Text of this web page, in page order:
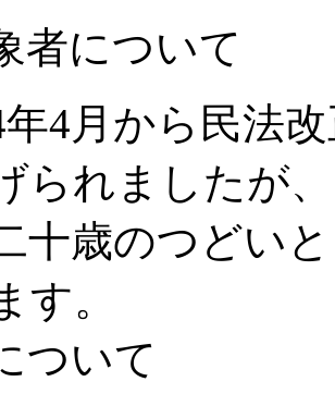
者について
4月から民法
られましたが
十歳のつどい
す。
ついて